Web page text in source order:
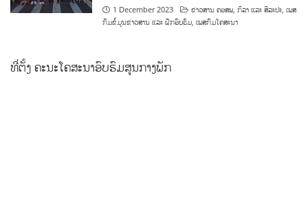
1 December 2023 ຂ່າວສານ ຄອສພ,ກິລາ ແລະ ສິລະປະ,ເພສ
ກົມຂໍ້ມູນຂ່າວສານ ແລະ ຝຶກອົບຮົມ,ເພສກົມໂຄສະນາ
ທີ່ຕັ້ງ ຄະນະໂຄສະນາອົບຮົມສູນກາງພັກ